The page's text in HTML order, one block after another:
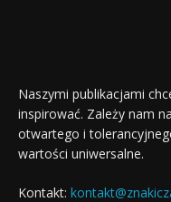
Naszymi publikacjami
inspirować. Zależy nam
otwartego i
wartości uniwersalne.
Kontakt: